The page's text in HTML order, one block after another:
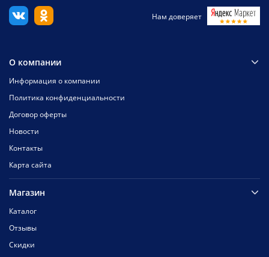
Нам доверяет
О компании
Информация о компании
Политика конфиденциальности
Договор оферты
Новости
Контакты
Карта сайта
Магазин
Каталог
Отзывы
Скидки